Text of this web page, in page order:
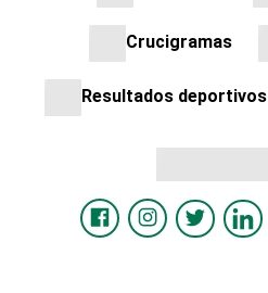
Crucigramas
Resultados deportivos